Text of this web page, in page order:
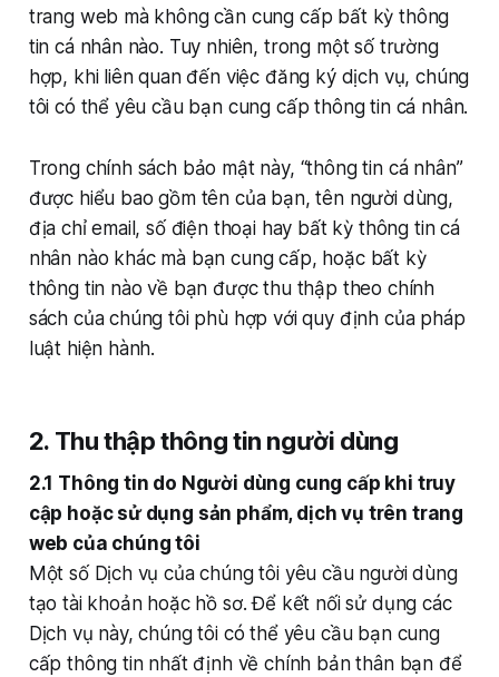
trang web mà không cần cung cấp bất kỳ thông
tin cá nhân nào. Tuy nhiên, trong một số trường
hợp, khi liên quan đến việc đăng ký dịch vụ, chúng
tôi có thể yêu cầu bạn cung cấp thông tin cá nhân.
Trong chính sách bảo mật này, “thông tin cá nhân”
được hiểu bao gồm tên của bạn, tên người dùng,
địa chỉ email, số điện thoại hay bất kỳ thông tin cá
nhân nào khác mà bạn cung cấp, hoặc bất kỳ
thông tin nào về bạn được thu thập theo chính
sách của chúng tôi phù hợp với quy định của pháp
luật hiện hành.
2. Thu thập thông tin người dùng
2.1 Thông tin do Người dùng cung cấp khi truy
cập hoặc sử dụng sản phẩm, dịch vụ trên trang
web của chúng tôi
Một số Dịch vụ của chúng tôi yêu cầu người dùng
tạo tài khoản hoặc hồ sơ. Để kết nối sử dụng các
Dịch vụ này, chúng tôi có thể yêu cầu bạn cung
cấp thông tin nhất định về chính bản thân bạn để